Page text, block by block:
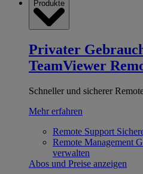
Produkte
Privater
TeamViewer
Schneller und sicherer
Mehr erfahren
Remote Support
Remote Management
verwalten
Abos und Preise anzeigen